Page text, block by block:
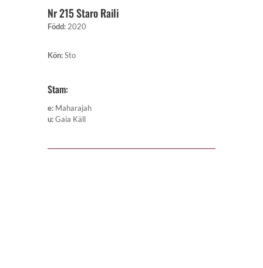
Nr 215 Staro Raili
Född: 2020
Kön:Sto
Stam:
e: Maharajah
u:Gaia Käll